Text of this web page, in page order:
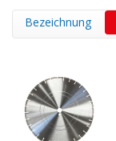
Bezeichnung